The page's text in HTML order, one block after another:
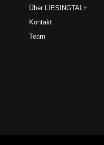
Über LIESINGTAL+
Kontakt
Team